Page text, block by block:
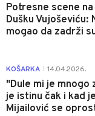
Potresne scene
Dušku Vujoševiću:
mogao da zadrži
KOŠARKA 14.04.2026.
"Dule mi je mnogo
je istinu čak i kad
Mijailović se